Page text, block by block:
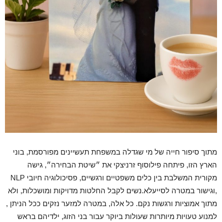
מתוך סיפור חייה של מי שגדלה במשפחת תעשיינים מפורסמת, בוני
הארץ הזו, פיתחה פילוסוף זרניצקי את ״שיטת הבחירה״, גישה
מקורית המשלבת בין כלים משפטיים ורגשיים, פסיכולוגיה חיובי
,וגישור במטרה לסייעלא.נשים לקבל החלטות מדויקות ומושכלות, ולא
מתוך אמוציות ורגשות נקם. כל אלה, במטרה למזער נזקים ככל הניתן ,
למנוע טעויות מיותרות שעולות ביוקר עבור בני הזוג, ילדיהם בראש